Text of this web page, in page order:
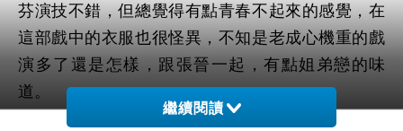
芬演技不錯，但總覺得有點青春不起來的感覺，在
這部戲中的衣服也很怪異，不知是老成心機重的戲
演多了還是怎樣，跟張晉一起，有點姐弟戀的味
道。
陳法蓉（飾演尹天雪）的古裝扮像（前一系列）好
繼續閱讀